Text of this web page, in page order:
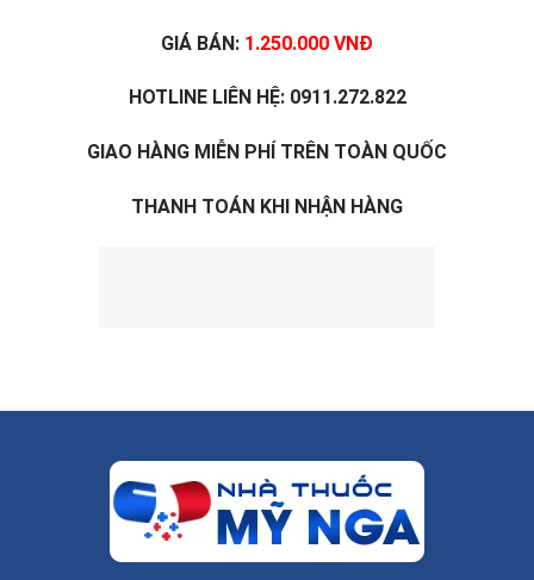
GIÁ BÁN: 1.250.000 VNĐ
HOTLINE LIÊN HỆ: 0911.272.822
GIAO HÀNG MIỄN PHÍ TRÊN TOÀN QUỐC
THANH TOÁN KHI NHẬN HÀNG